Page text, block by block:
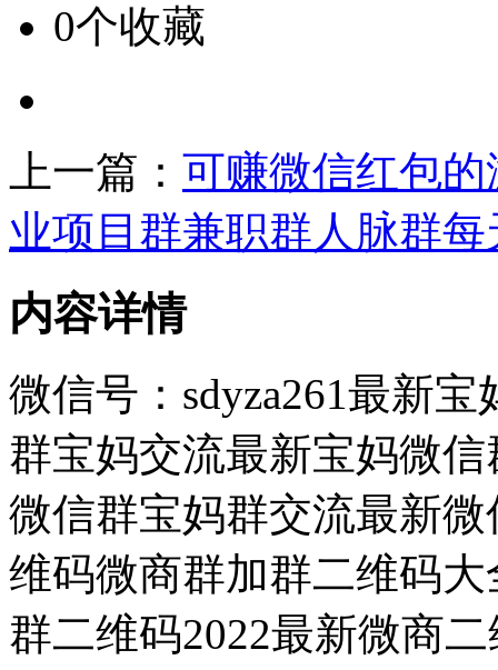
0个收藏
上一篇： 可赚微信红包的
业项目群兼职群人脉群
内容详情
微信号：sdyza261最新
群宝妈交流最新宝妈微
微信群宝妈群交流最新
维码微商群加群二维码
群二维码2022最新微商